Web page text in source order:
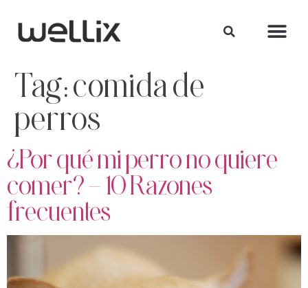
Tag:comida de
perros
¿Por qué mi perro no quiere
comer? – 10 Razones
frecuentes